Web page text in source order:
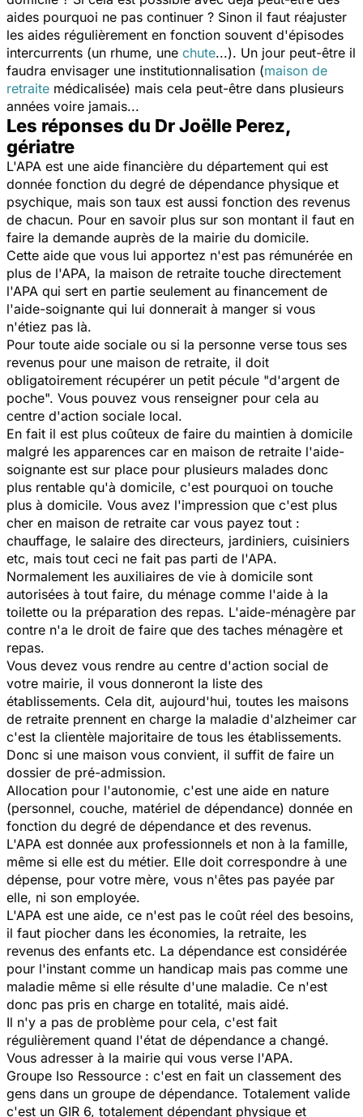
aides pourquoi ne pas continuer ? Sinon il faut réajuster
les aides régulièrement en fonction souvent d'épisodes
intercurrents (un rhume, une chute...). Un jour peut-être il
faudra envisager une institutionnalisation (maison de
retraite médicalisée) mais cela peut-être dans plusieurs
années voire jamais...
Les réponses du Dr Joëlle Perez,
gériatre
L'APA est une aide financière du département qui est
donnée fonction du degré de dépendance physique et
psychique, mais son taux est aussi fonction des revenus
de chacun. Pour en savoir plus sur son montant il faut en
faire la demande auprès de la mairie du domicile.
Cette aide que vous lui apportez n'est pas rémunérée en
plus de l'APA, la maison de retraite touche directement
l'APA qui sert en partie seulement au financement de
l'aide-soignante qui lui donnerait à manger si vous
n'étiez pas là.
Pour toute aide sociale ou si la personne verse tous ses
revenus pour une maison de retraite, il doit
obligatoirement récupérer un petit pécule "d'argent de
poche". Vous pouvez vous renseigner pour cela au
centre d'action sociale local.
En fait il est plus coûteux de faire du maintien à domicile
malgré les apparences car en maison de retraite l'aide-
soignante est sur place pour plusieurs malades donc
plus rentable qu'à domicile, c'est pourquoi on touche
plus à domicile. Vous avez l'impression que c'est plus
cher en maison de retraite car vous payez tout :
chauffage, le salaire des directeurs, jardiniers, cuisiniers
etc, mais tout ceci ne fait pas parti de l'APA.
Normalement les auxiliaires de vie à domicile sont
autorisées à tout faire, du ménage comme l'aide à la
toilette ou la préparation des repas. L'aide-ménagère par
contre n'a le droit de faire que des taches ménagère et
repas.
Vous devez vous rendre au centre d'action social de
votre mairie, il vous donneront la liste des
établissements. Cela dit, aujourd'hui, toutes les maisons
de retraite prennent en charge la maladie d'alzheimer car
c'est la clientèle majoritaire de tous les établissements.
Donc si une maison vous convient, il suffit de faire un
dossier de pré-admission.
Allocation pour l'autonomie, c'est une aide en nature
(personnel, couche, matériel de dépendance) donnée en
fonction du degré de dépendance et des revenus.
L'APA est donnée aux professionnels et non à la famille,
même si elle est du métier. Elle doit correspondre à une
dépense, pour votre mère, vous n'êtes pas payée par
elle, ni son employée.
L'APA est une aide, ce n'est pas le coût réel des besoins,
il faut piocher dans les économies, la retraite, les
revenus des enfants etc. La dépendance est considérée
pour l'instant comme un handicap mais pas comme une
maladie même si elle résulte d'une maladie. Ce n'est
donc pas pris en charge en totalité, mais aidé.
Il n'y a pas de problème pour cela, c'est fait
régulièrement quand l'état de dépendance a changé.
Vous adresser à la mairie qui vous verse l'APA.
Groupe Iso Ressource : c'est en fait un classement des
gens dans un groupe de dépendance. Totalement valide
c'est un GIR 6, totalement dépendant physique et